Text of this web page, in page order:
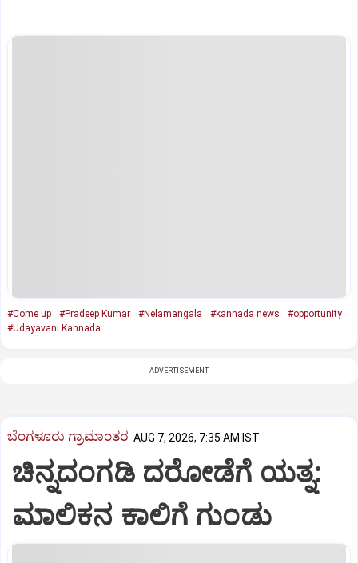
#Come up #Pradeep Kumar #Nelamangala #kannada news
#opportunity
#Udayavani Kannada
ADVERTISEMENT
ಬೆಂಗಳೂರು ಗ್ರಾಮಾಂತರ AUG 7, 2026, 7:35 AM IST
ಚಿನ್ನದಂಗಡಿ ದರೋಡೆಗೆ ಯತ್ನ:
ಮಾಲಿಕನ ಕಾಲಿಗೆ ಗುಂಡು